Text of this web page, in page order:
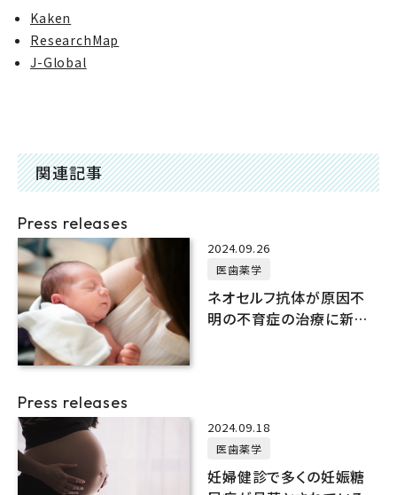
Kaken
ResearchMap
J-Global
関連記事
Press releases
2024.09.26
医歯薬学
ネオセルフ抗体が原因不
明の不育症の治療に新た
Press releases
2024.09.18
医歯薬学
妊婦健診で多くの妊娠糖